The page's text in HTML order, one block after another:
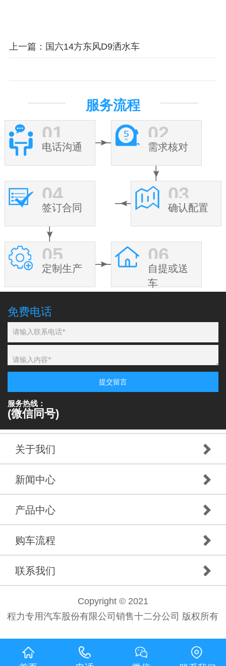
上一篇：国六14方东风D9洒水车
服务流程
01
电话沟通
02
需求核对
03
确认配置
04
签订合同
05
定制生产
06
自提或送
车
免费电话
提交留言
服务热线：
(微信同号)
关于我们
新闻中心
产品中心
购车流程
联系我们
Copyright © 2021
程力专用汽车股份有限公司销售十二分公司 版权所有